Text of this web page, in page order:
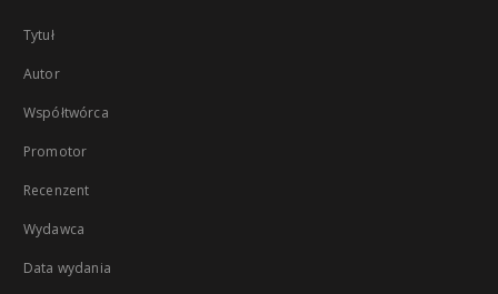
Tytuł
Autor
Współtwórca
Promotor
Recenzent
Wydawca
Data wydania